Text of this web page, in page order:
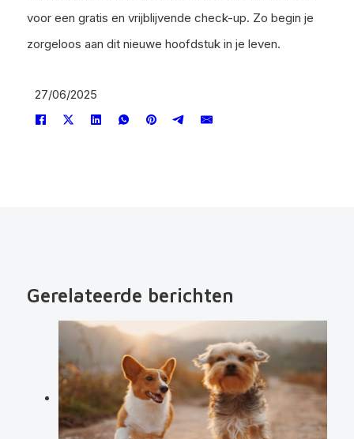
voor een gratis en vrijblijvende check-up. Zo begin je
zorgeloos aan dit nieuwe hoofdstuk in je leven.
27/06/2025
Gerelateerde berichten